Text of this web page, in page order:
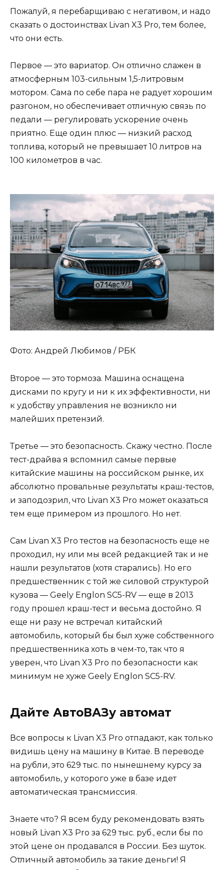
Пожалуй, я перебарщиваю с негативом, и надо
сказать о достоинствах Livan X3 Pro, тем более,
что они есть.
Первое — это вариатор. Он отлично слажен в
атмосферным 103-сильным 1,5-литровым
мотором. Сама по себе пара не радует хорошим
разгоном, но обеспечивает отличную связь по
педали — регулировать ускорение очень
приятно. Еще один плюс — низкий расход
топлива, который не превышает 10 литров на
100 километров в час.
Фото: Андрей Любимов / РБК
Второе — это тормоза. Машина оснащена
дисками по кругу и ни к их эффективности, ни
к удобству управления не возникло ни
малейших претензий.
Третье — это безопасность. Скажу честно. После
тест-драйва я вспомнил самые первые
китайские машины на российском рынке, их
абсолютно провальные результаты краш-тестов,
и заподозрил, что Livan X3 Pro может оказаться
тем еще примером из прошлого. Но нет.
Сам Livan X3 Pro тестов на безопасность еще не
проходил, ну или мы всей редакцией так и не
нашли результатов (хотя старались). Но его
предшественник с той же силовой структурой
кузова — Geely Englon SC5-RV — еще в 2013
году прошел краш-тест и весьма достойно. Я
еще ни разу не встречал китайский
автомобиль, который бы был хуже собственного
предшественника хоть в чем-то, так что я
уверен, что Livan X3 Pro по безопасности как
минимум не хуже Geely Englon SC5-RV.
Дайте АвтоВАЗу автомат
Все вопросы к Livan X3 Pro отпадают, как только
видишь цену на машину в Китае. В переводе
на рубли, это 629 тыс. по нынешнему курсу за
автомобиль, у которого уже в базе идет
автоматическая трансмиссия.
Знаете что? Я всем буду рекомендовать взять
новый Livan X3 Pro за 629 тыс. руб., если бы по
этой цене он продавался в России. Без шуток.
Отличный автомобиль за такие деньги! Я